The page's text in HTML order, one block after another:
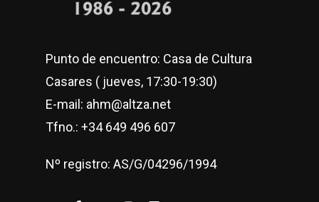
Punto de encuentro: Casa de Cultura
Casares ( jueves, 17:30-19:30)
E-mail: ahm@altza.net
Tfno.: +34 649 496 607
Nº registro: AS/G/04296/1994